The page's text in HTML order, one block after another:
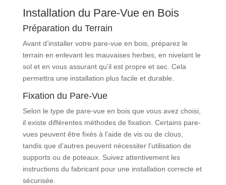
Installation du Pare-Vue en Bois
Préparation du Terrain
Avant d’installer votre pare-vue en bois, préparez le
terrain en enlevant les mauvaises herbes, en nivelant le
sol et en vous assurant qu’il est propre et sec. Cela
permettra une installation plus facile et durable.
Fixation du Pare-Vue
Selon le type de pare-vue en bois que vous avez choisi,
il existe différentes méthodes de fixation. Certains pare-
vues peuvent être fixés à l’aide de vis ou de clous,
tandis que d’autres peuvent nécessiter l’utilisation de
supports ou de poteaux. Suivez attentivement les
instructions du fabricant pour une installation correcte et
sécurisée.